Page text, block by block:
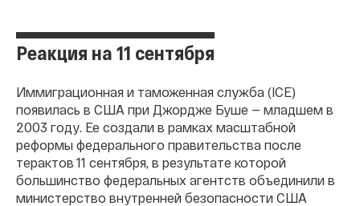
Реакция на 11 сентября
Иммиграционная и таможенная служба (ICE)
появилась в США при Джордже Буше — младшем в
2003 году. Ее создали в рамках масштабной
реформы федерального правительства после
терактов 11 сентября, в результате которой
большинство федеральных агентств объединили в
министерство внутренней безопасности США